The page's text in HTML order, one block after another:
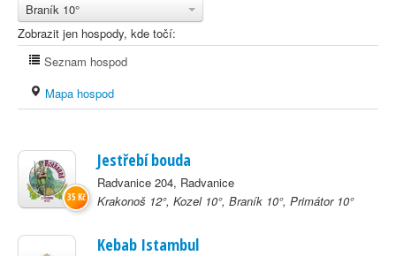
Braník 10°
Zobrazit jen hospody, kde točí:
Seznam hospod
Mapa hospod
Jestřebí bouda
Radvanice 204, Radvanice
Krakonoš 12°, Kozel 10°, Braník 10°, Primátor 10°
35 Kč
Kebab Istambul